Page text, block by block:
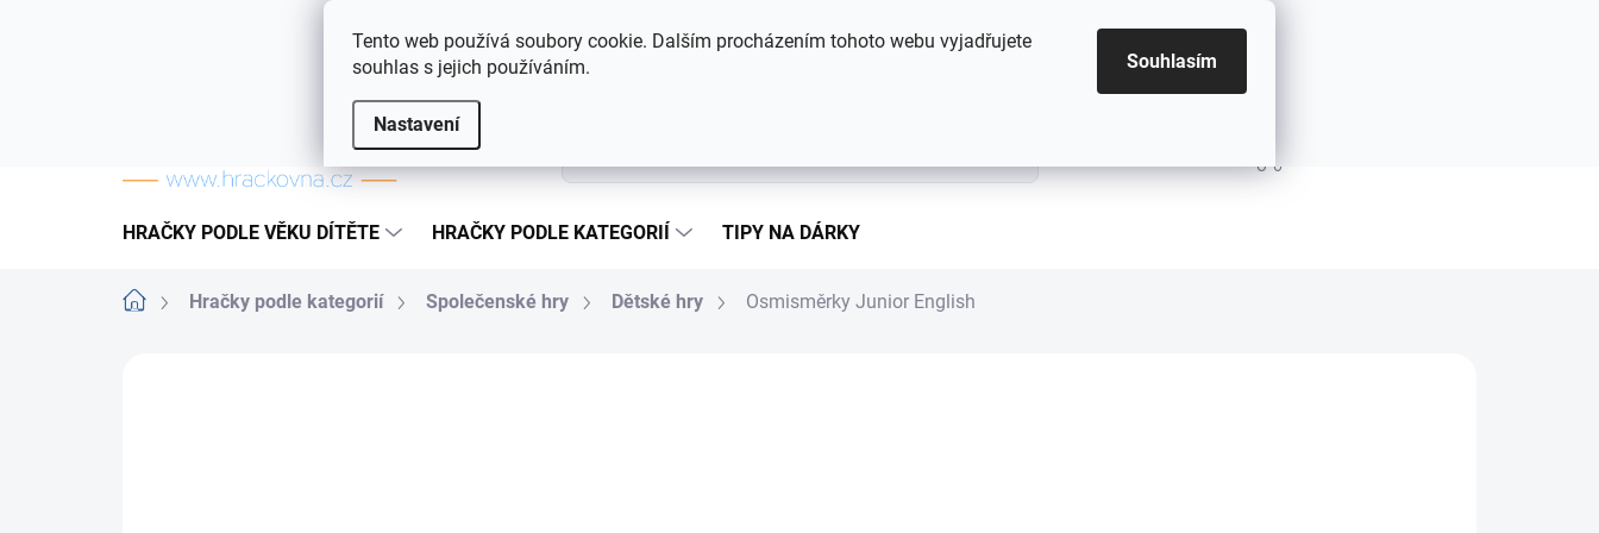
Tento web používá soubory cookie. Dalším procházením tohoto webu vyjadřujete
souhlas s jejich používáním.
Nastavení
Souhlasím
Často kladené otázky Hodnocení obchodu Kontakty
HRAČKY PODLE VĚKU DÍTĚTE HRAČKY PODLE KATEGORIÍ TIPY NA DÁRKY
DomůHračky podle kategorií Společenské hry Dětské hry Osmisměrky Junior English